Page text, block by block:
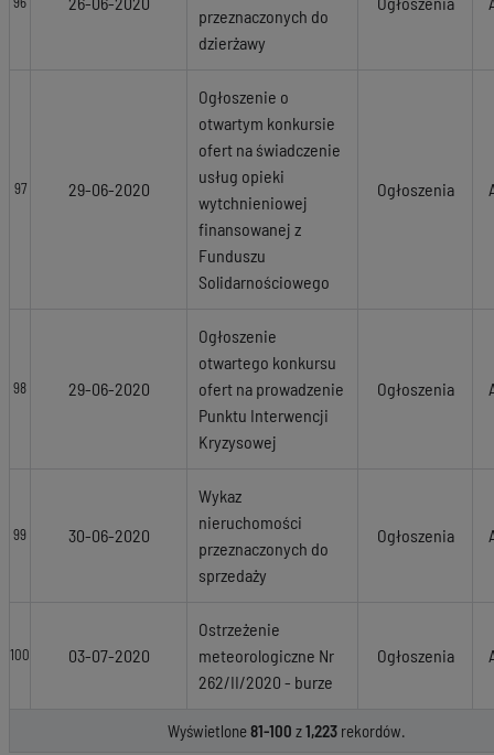
przeznaczonych do
dzierżawy
97 29-06-2020
Ogłoszenie o
otwartym konkursie
ofert na świadczenie
usług opieki
wytchnieniowej
finansowanej z
Funduszu
Solidarnościowego
Ogłoszenia
98 29-06-2020
Ogłoszenie
otwartego konkursu
ofert na prowadzenie
Punktu Interwencji
Kryzysowej
Ogłoszenia
99 30-06-2020
Wykaz
nieruchomości
przeznaczonych do
sprzedaży
Ogłoszenia
100 03-07-2020
Ostrzeżenie
meteorologiczne Nr
262/II/2020 - burze
Ogłoszenia
Wyświetlone81-100 z1,223rekordów.